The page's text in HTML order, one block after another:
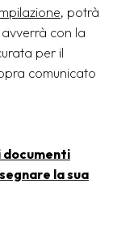
, potrà
con la
per il
comunicato
documenti
la sua